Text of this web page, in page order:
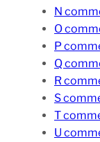
N
O
P
Q
R
S
T
U